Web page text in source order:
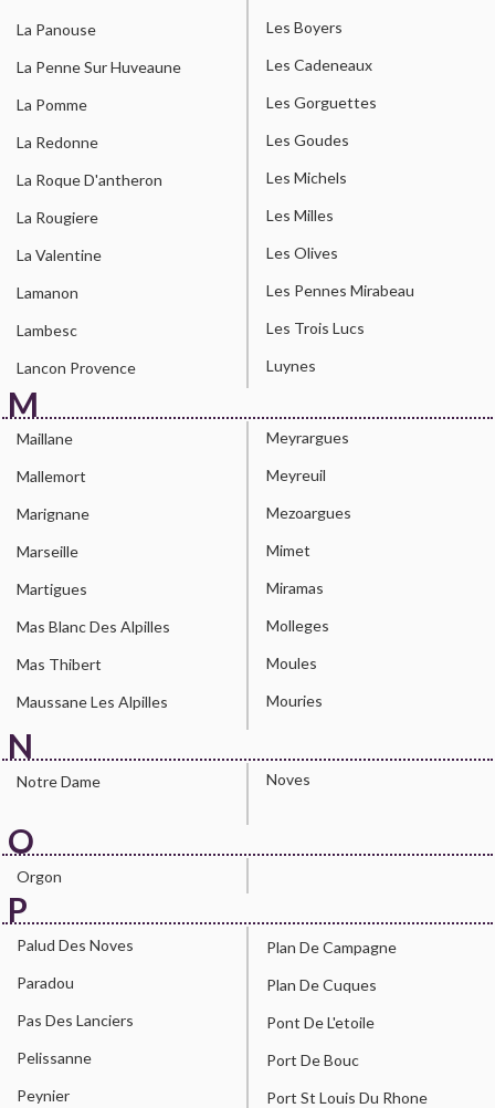
La Panouse
La Penne Sur Huveaune
La Pomme
La Redonne
La Roque D'antheron
La Rougiere
La Valentine
Lamanon
Lambesc
Lancon Provence
Les Boyers
Les Cadeneaux
Les Gorguettes
Les Goudes
Les Michels
Les Milles
Les Olives
Les Pennes Mirabeau
Les Trois Lucs
Luynes
M
Maillane
Mallemort
Marignane
Marseille
Martigues
Mas Blanc Des Alpilles
Mas Thibert
Maussane Les Alpilles
Meyrargues
Meyreuil
Mezoargues
Mimet
Miramas
Molleges
Moules
Mouries
N
Notre Dame Noves
O
Orgon
P
Palud Des Noves
Paradou
Pas Des Lanciers
Pelissanne
Peynier
Plan De Campagne
Plan De Cuques
Pont De L'etoile
Port De Bouc
Port St Louis Du Rhone